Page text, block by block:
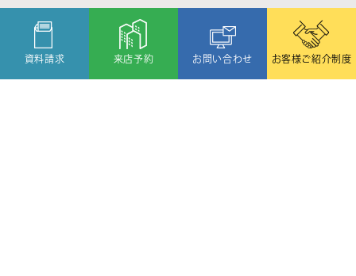
資料請求 来店予約 お問い合わせ お客様ご紹介制度